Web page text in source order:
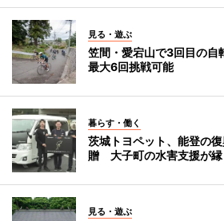
見る・遊ぶ
笠間・愛宕山で3回目の
最大6回挑戦可能
暮らす・働く
茨城トヨペット、能登の
贈 大子町の水害支援が縁
見る・遊ぶ